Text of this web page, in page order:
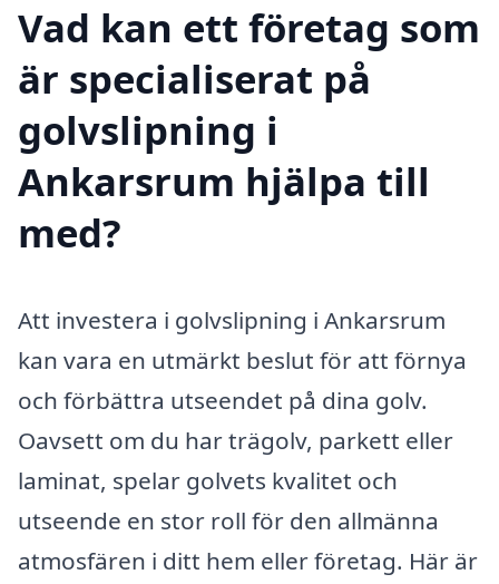
Vad kan ett företag som
är specialiserat på
golvslipning i
Ankarsrum hjälpa till
med?
Att investera i golvslipning i Ankarsrum
kan vara en utmärkt beslut för att förnya
och förbättra utseendet på dina golv.
Oavsett om du har trägolv, parkett eller
laminat, spelar golvets kvalitet och
utseende en stor roll för den allmänna
atmosfären i ditt hem eller företag. Här är